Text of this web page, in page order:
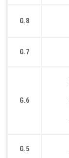
G.8
G.7
G.6
G.5